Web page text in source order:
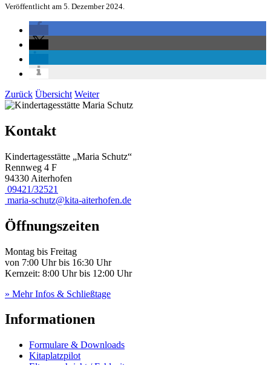
Veröffentlicht am 5. Dezember 2024.
Zurück Übersicht Weiter
Kontakt
Kindertagesstätte „Maria Schutz“
Rennweg 4 F
94330 Aiterhofen
09421/32521
maria-schutz@kita-aiterhofen.de
Öffnungszeiten
Montag bis Freitag
von 7:00 Uhr bis 16:30 Uhr
Kernzeit: 8:00 Uhr bis 12:00 Uhr
» Mehr Infos & Schließtage
Informationen
Formulare & Downloads
Kitaplatzpilot